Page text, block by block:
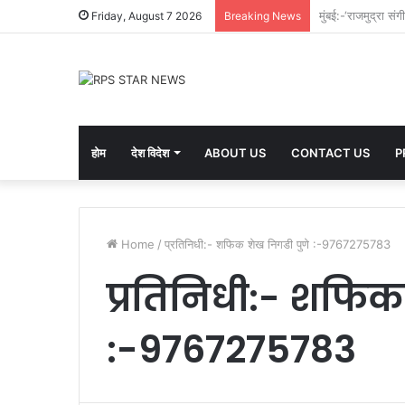
Friday, August 7 2026 Breaking News गोरेगाव (वांगी) येथे
होम देश विदेश ABOUT US CONTACT US
Home / प्रतिनिधी:- शफिक शेख निगडी पुणे :-9767275783
प्रतिनिधी:-
:-9767275783